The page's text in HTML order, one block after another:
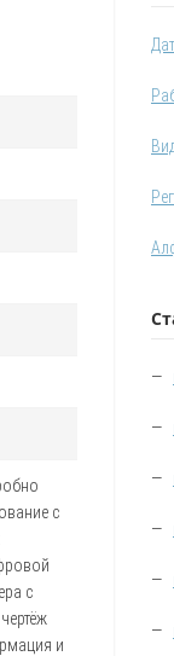
с
с
и
—
—
—
—
—
—